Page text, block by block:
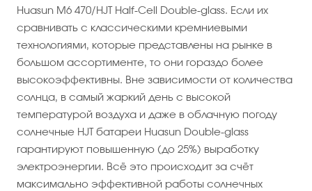
Huasun M6 470/HJT Half-Cell Double-glass. Если их
сравнивать с классическими кремниевыми
технологиями, которые представлены на рынке в
большом ассортименте, то они гораздо более
высокоэффективны. Вне зависимости от количества
солнца, в самый жаркий день с высокой
температурой воздуха и даже в облачную погоду
солнечные HJT батареи Huasun Double-glass
гарантируют повышенную (до 25%) выработку
электроэнергии. Всё это происходит за счёт
максимально эффективной работы солнечных